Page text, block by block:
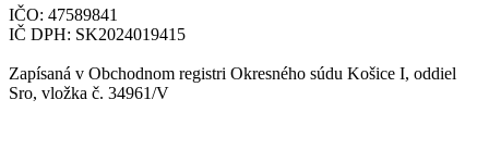
IČO: 47589841
IČ DPH: SK2024019415
Zapísaná v Obchodnom registri Okresného súdu Košice I, oddiel
Sro, vložka č. 34961/V